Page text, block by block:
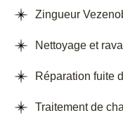
Zingueur
Nettoyage et
Réparation fuite
Traitement de